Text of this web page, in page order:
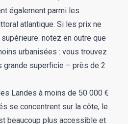
également parmi les
atlantique. Si les prix ne
notez en outre que
urbanisées : vous trouvez
grande superficie – près de 2
Landes à moins de 50 000 €
se concentrent sur la côte, le
beaucoup plus accessible et